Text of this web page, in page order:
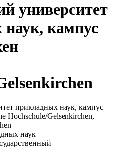
университет
кампус
наук